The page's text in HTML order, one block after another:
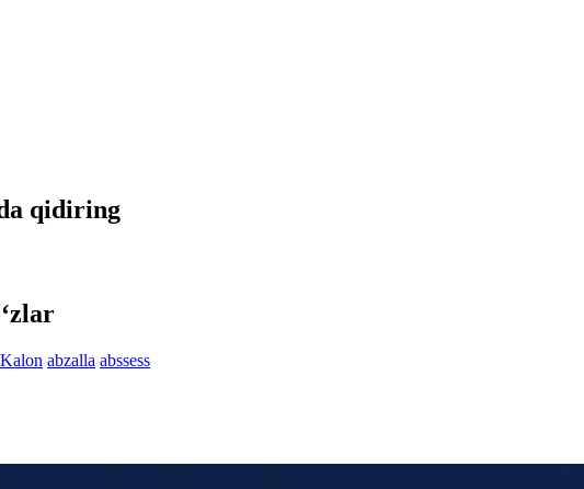
qidiring
abzalla abssess